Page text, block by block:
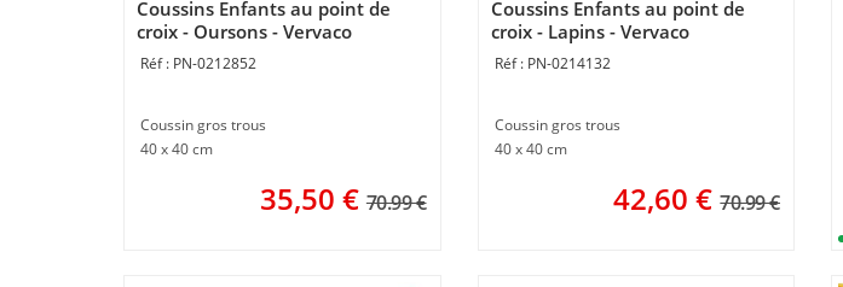
Coussins Enfants au point de
croix - Oursons - Vervaco
PN-0212852
Coussin gros trous
40 x 40 cm
35,50 € 70.99 €
Coussins Enfants au point de
croix - Lapins - Vervaco
PN-0214132
Coussin gros trous
40 x 40 cm
42,60 € 70.99 €